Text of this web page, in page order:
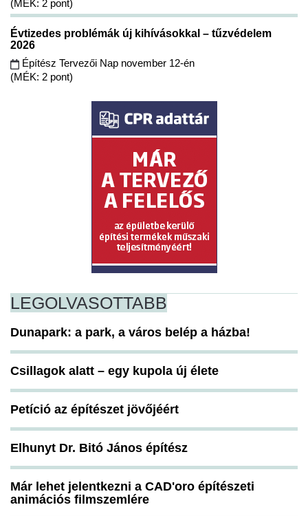
(MÉK: 2 pont)
Évtizedes problémák új kihívásokkal – tűzvédelem
2026
Építész Tervezői Nap november 12-én
(MÉK: 2 pont)
LEGOLVASOTTABB
Dunapark: a park, a város belép a házba!
Csillagok alatt – egy kupola új élete
Petíció az építészet jövőjéért
Elhunyt Dr. Bitó János építész
Már lehet jelentkezni a CAD'oro építészeti
animációs filmszemlére